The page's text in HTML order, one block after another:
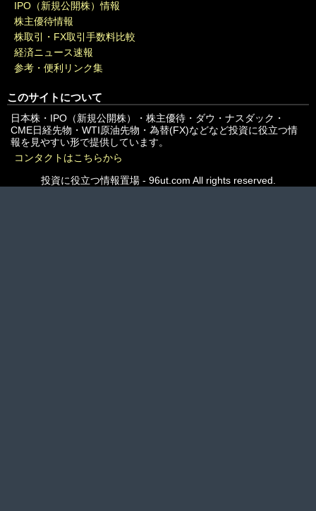
IPO（新規公開株）情報
株主優待情報
株取引・FX取引手数料比較
経済ニュース速報
参考・便利リンク集
このサイトについて
日本株・IPO（新規公開株）・株主優待・ダウ・ナスダック・
CME日経先物・WTI原油先物・為替(FX)などなど投資に役立つ情
報を見やすい形で提供しています。
コンタクトはこちらから
投資に役立つ情報置場 - 96ut.com All rights reserved.